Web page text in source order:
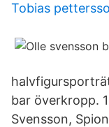
Tobias
bar överkropp.
Svensson,